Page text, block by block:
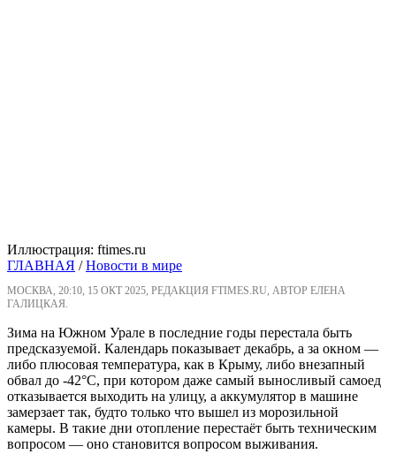
Иллюстрация: ftimes.ru
ГЛАВНАЯ /Новости в мире
МОСКВА, 20:10, 15 ОКТ 2025, РЕДАКЦИЯ FTIMES.RU, АВТОР ЕЛЕНА
ГАЛИЦКАЯ.
Зима на Южном Урале в последние годы перестала быть
предсказуемой. Календарь показывает декабрь, а за окном —
либо плюсовая температура, как в Крыму, либо внезапный
обвал до -42°C, при котором даже самый выносливый самоед
отказывается выходить на улицу, а аккумулятор в машине
замерзает так, будто только что вышел из морозильной
камеры. В такие дни отопление перестаёт быть техническим
вопросом — оно становится вопросом выживания.